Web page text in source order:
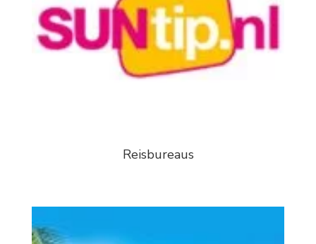
Reisbureaus